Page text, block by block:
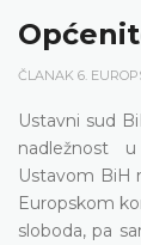
ČLANAK 6.
Ustavni sud
nadležnost
Ustavom BiH
Europskom
sloboda, pa